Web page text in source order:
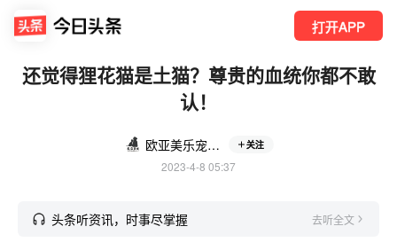
打开APP
还觉得狸花猫是土猫？尊贵的血统你都不敢
认！
欧亚美乐宠物用品官方旗舰店 关注
2023-4-8 05:37
头条听资讯，时事尽掌握 去听全文